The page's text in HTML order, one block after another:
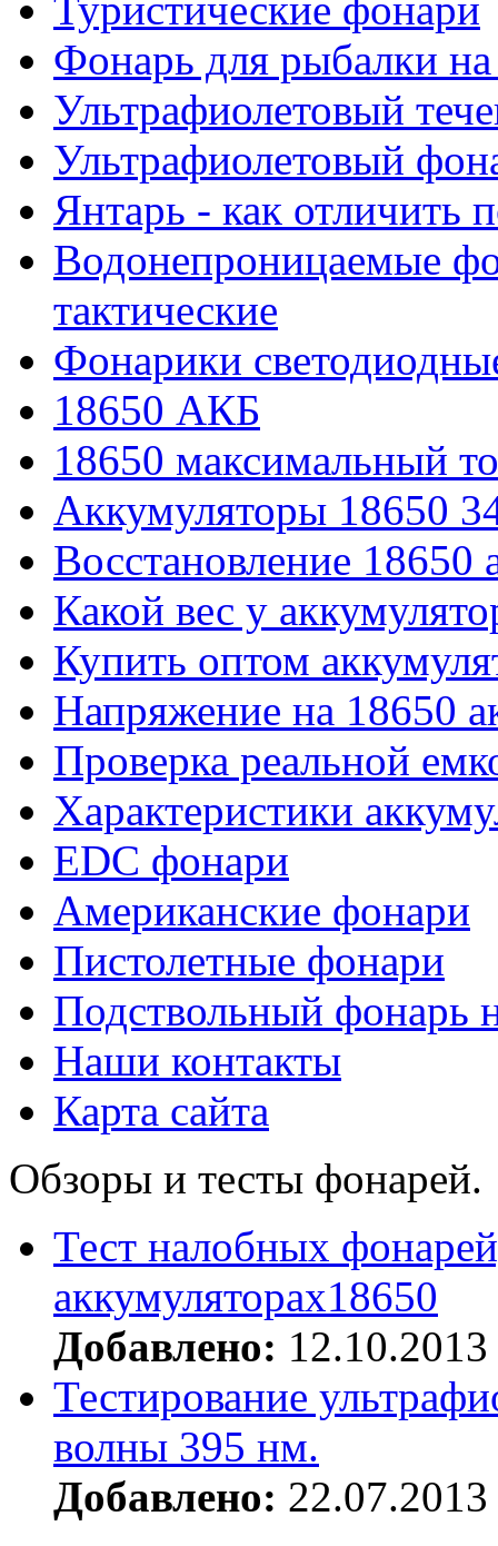
Фонарь для рыбалки на
Ультрафиолетовый
Ультрафиолетовый
Янтарь - как отличить
Водонепроницаемые
тактические
Фонарики
18650 АКБ
18650 максимальный
Аккумуляторы 18650
Восстановление 18650
Какой вес у
Купить оптом
Напряжение на 18650
Проверка реальной
Характеристики
EDC фонари
Американские фонари
Пистолетные фонари
Подствольный фонарь
Наши контакты
Карта сайта
Обзоры и тесты фонарей.
Тест налобных
аккумуляторах18650
Добавлено: 12.10.2013
Тестирование
волны 395 нм.
Добавлено: 22.07.2013